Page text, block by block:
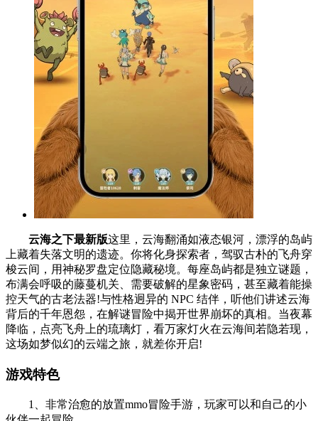
云海之下最新版这里，云海翻涌如液态银河，漂浮的岛屿
上藏着失落文明的遗迹。你将化身探索者，驾驭古朴的飞舟穿
梭云间，用神秘罗盘定位隐藏秘境。每座岛屿都是独立谜题，
布满会呼吸的藤蔓机关、需要破解的星象密码，甚至藏着能操
控天气的古老法器!与性格迥异的 NPC 结伴，听他们讲述云海
背后的千年恩怨，在解谜冒险中揭开世界崩坏的真相。当夜幕
降临，点亮飞舟上的琉璃灯，看万家灯火在云海间若隐若现，
这场如梦似幻的云端之旅，就差你开启!
游戏特色
1、非常治愈的放置mmo冒险手游，玩家可以和自己的小